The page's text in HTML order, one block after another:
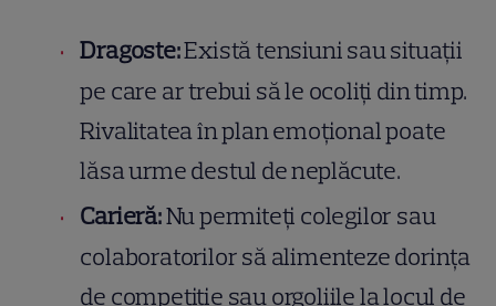
Dragoste:Există tensiuni sau situații
pe care ar trebui să le ocoliți din timp.
Rivalitatea în plan emoțional poate
lăsa urme destul de neplăcute.
Carieră:Nu permiteți colegilor sau
colaboratorilor să alimenteze dorința
de competiție sau orgoliile la locul de